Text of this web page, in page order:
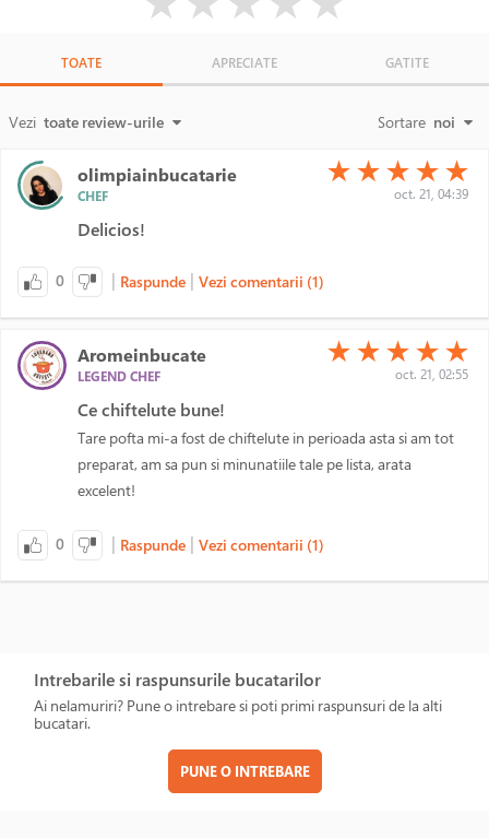
TOATE APRECIATE GATITE
Vezi toate review-urile Sortare noi
olimpiainbucatarie
CHEF
(*)
★ (*)
★ (*)
★ (*)
★ (*)
★
oct. 21, 04:39
Delicios!
0 | Raspunde | Vezi comentarii (1)
Aromeinbucate
LEGEND CHEF
(*)
★ (*)
★ (*)
★ (*)
★ (*)
★
oct. 21, 02:55
Ce chiftelute bune!
Tare pofta mi-a fost de chiftelute in perioada asta si am tot
preparat, am sa pun si minunatiile tale pe lista, arata
excelent!
0 | Raspunde | Vezi comentarii (1)
Intrebarile si raspunsurile bucatarilor
Ai nelamuriri? Pune o intrebare si poti primi raspunsuri de la alti
bucatari.
PUNE O INTREBARE